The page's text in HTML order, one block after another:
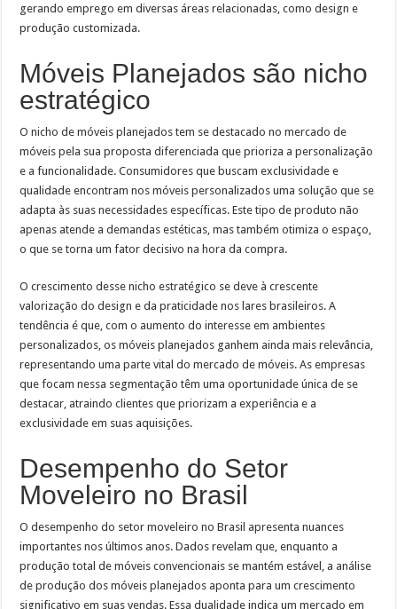
gerando emprego em diversas áreas relacionadas, como design e
produção customizada.
Móveis Planejados são nicho
estratégico
O nicho de móveis planejados tem se destacado no mercado de
móveis pela sua proposta diferenciada que prioriza a personalização
e a funcionalidade. Consumidores que buscam exclusividade e
qualidade encontram nos móveis personalizados uma solução que se
adapta às suas necessidades específicas. Este tipo de produto não
apenas atende a demandas estéticas, mas também otimiza o espaço,
o que se torna um fator decisivo na hora da compra.
O crescimento desse nicho estratégico se deve à crescente
valorização do design e da praticidade nos lares brasileiros. A
tendência é que, com o aumento do interesse em ambientes
personalizados, os móveis planejados ganhem ainda mais relevância,
representando uma parte vital do mercado de móveis. As empresas
que focam nessa segmentação têm uma oportunidade única de se
destacar, atraindo clientes que priorizam a experiência e a
exclusividade em suas aquisições.
Desempenho do Setor
Moveleiro no Brasil
O desempenho do setor moveleiro no Brasil apresenta nuances
importantes nos últimos anos. Dados revelam que, enquanto a
produção total de móveis convencionais se mantém estável, a análise
de produção dos móveis planejados aponta para um crescimento
significativo em suas vendas. Essa dualidade indica um mercado em